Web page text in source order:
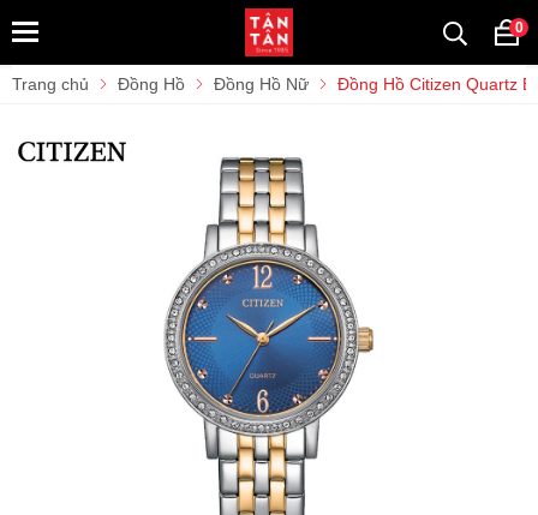
0
Trang chủ Đồng Hồ Đồng Hồ Nữ Đồng Hồ Citizen Quartz